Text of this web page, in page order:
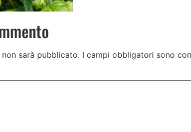
sarà pubblicato. I campi obbligatori sono